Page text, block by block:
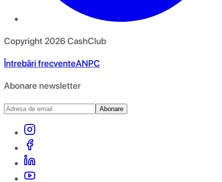
Copyright 2026CashClub
Întrebări frecventeANPC
Abonare newsletter
Abonare